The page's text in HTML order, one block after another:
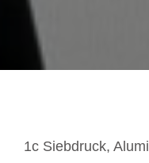
1c Siebdruck,